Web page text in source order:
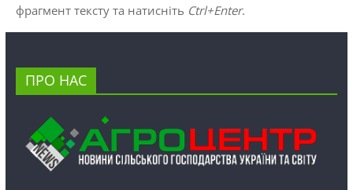
фрагмент тексту та натисніть Ctrl+Enter.
ПРО НАС